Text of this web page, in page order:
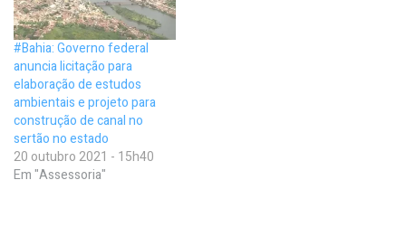
#Bahia: Governo federal
anuncia licitação para
elaboração de estudos
ambientais e projeto para
construção de canal no
sertão no estado
20 outubro 2021 - 15h40
Em "Assessoria"